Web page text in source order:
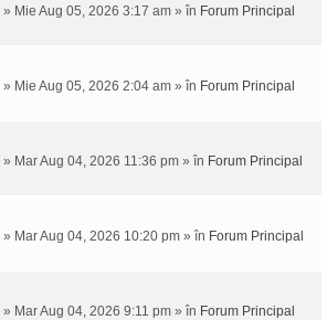
» Mie Aug 05, 2026 3:17 am » în Forum Principal
» Mie Aug 05, 2026 2:04 am » în Forum Principal
» Mar Aug 04, 2026 11:36 pm » în Forum Principal
» Mar Aug 04, 2026 10:20 pm » în Forum Principal
» Mar Aug 04, 2026 9:11 pm » în Forum Principal